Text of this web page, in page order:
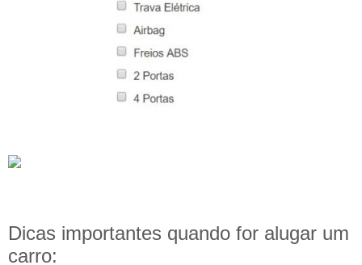
Dicas importantes quando for alugar um
carro: